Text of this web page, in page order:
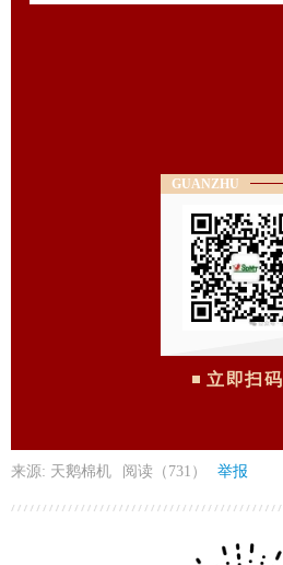
GUANZHU
立即扫码
来源: 天鹅棉机 阅读（731） 举报